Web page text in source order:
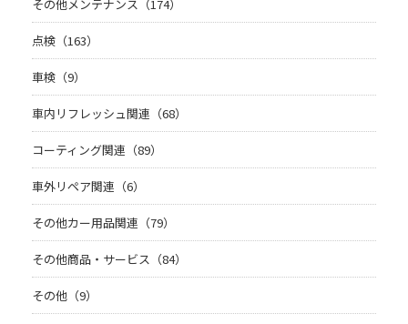
その他メンテナンス（174）
点検（163）
車検（9）
車内リフレッシュ関連（68）
コーティング関連（89）
車外リペア関連（6）
その他カー用品関連（79）
その他商品・サービス（84）
その他（9）